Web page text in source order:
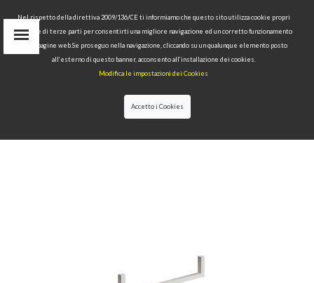
Area Riservata
COLLEZIONI >> CENTO
Nel rispetto della direttiva 2009/136/CE ti informiamo che questo sito utilizza cookie propri
tecnici e di terze parti per consentirti una migliore navigazione ed un corretto funzionamento
delle pagine web.Se proseguo nella navigazione, cliccando su un qualunque elemento posto
all’esterno di questo banner, acconsento all’installazione dei cookies.
Modifica le impostazioni dei Cookies
Accetto i Cookies